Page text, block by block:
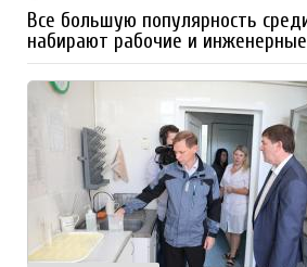
Все большую популярность
набирают рабочие и